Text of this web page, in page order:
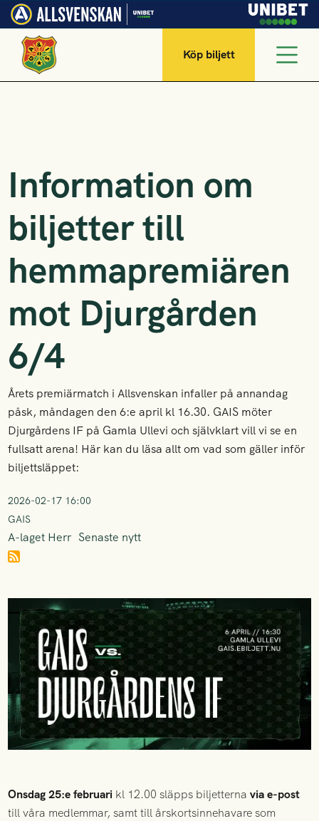
Köp biljett
Information om
biljetter till
hemmapremiären
mot Djurgården
6/4
Årets premiärmatch i Allsvenskan infaller på annandag
påsk, måndagen den 6:e april kl 16.30. GAIS möter
Djurgårdens IF på Gamla Ullevi och självklart vill vi se en
fullsatt arena! Här kan du läsa allt om vad som gäller inför
biljettsläppet:
2026-02-17 16:00
GAIS
A-laget Herr Senaste nytt
Onsdag 25:e februari kl 12.00 släpps biljetternavia e-post
till våra medlemmar, samt till årskortsinnehavare som